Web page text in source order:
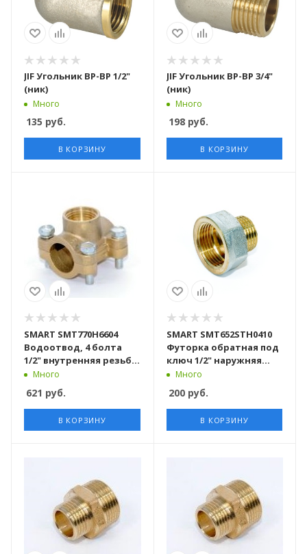
JIF Угольник ВР-ВР 1/2"
(ник)
Много
135 руб.
В КОРЗИНУ
JIF Угольник ВР-ВР 3/4"
(ник)
Много
198руб.
В КОРЗИНУ
SMART SMT770H6604
Водоотвод, 4 болта
1/2" внутренняя резьба
х 1/2" внутренняя
резьба, латунь, 100
штук в упаковке
Много
621 руб.
В КОРЗИНУ
SMART SMT652STН0410
Футорка обратная под
ключ 1/2" наружняя
резьба х 1" внутренняя
резьба, латунь, 150
штук в упаковке
Много
200руб.
В КОРЗИНУ